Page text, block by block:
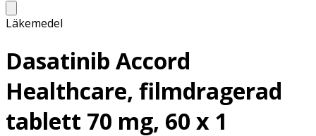
Läkemedel
Dasatinib Accord
Healthcare, filmdragerad
tablett 70 mg, 60 x 1